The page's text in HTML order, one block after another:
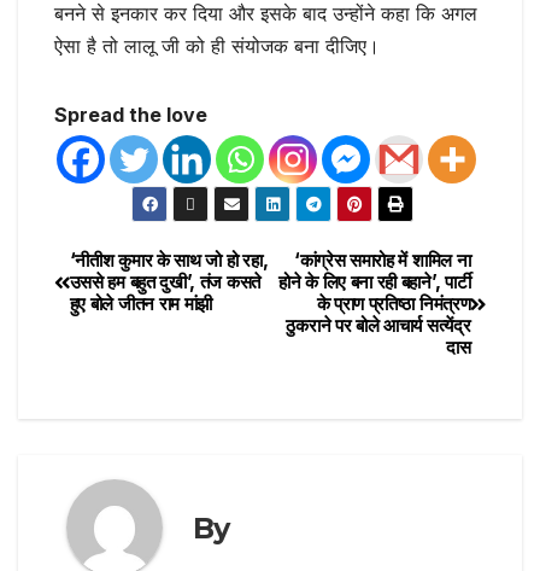
बनने से इनकार कर दिया और इसके बाद उन्होंने कहा कि अगल
ऐसा है तो लालू जी को ही संयोजक बना दीजिए।
Spread the love
‘कांग्रेस समारोह में शामिल ना
होने के लिए बना रही बहाने’, पार्टी
के प्राण प्रतिष्ठा निमंत्रण
ठुकराने पर बोले आचार्य सत्येंद्र
दास
‘नीतीश कुमार के साथ जो हो रहा,
उससे हम बहुत दुखी’, तंज कसते
हुए बोले जीतन राम मांझी
By